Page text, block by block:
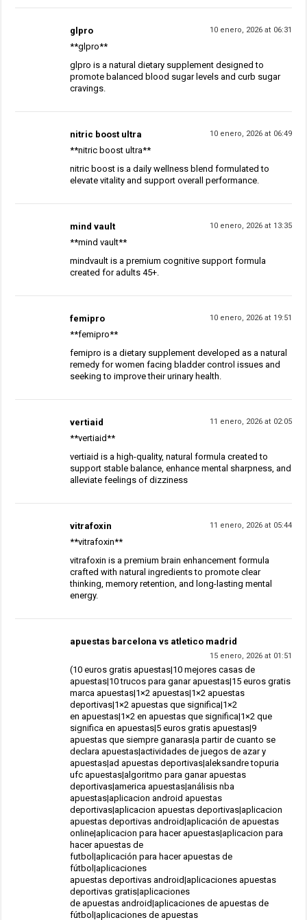
glpro 10 enero, 2026 at 06:31
**glpro**
glpro is a natural dietary supplement designed to
promote balanced blood sugar levels and curb sugar
cravings.
nitric boost ultra 10 enero, 2026 at 06:49
**nitric boost ultra**
nitric boost is a daily wellness blend formulated to
elevate vitality and support overall performance.
mind vault 10 enero, 2026 at 13:35
**mind vault**
mindvault is a premium cognitive support formula
created for adults 45+.
femipro 10 enero, 2026 at 19:51
**femipro**
femipro is a dietary supplement developed as a natural
remedy for women facing bladder control issues and
seeking to improve their urinary health.
vertiaid 11 enero, 2026 at 02:05
**vertiaid**
vertiaid is a high-quality, natural formula created to
support stable balance, enhance mental sharpness, and
alleviate feelings of dizziness
vitrafoxin 11 enero, 2026 at 05:44
**vitrafoxin**
vitrafoxin is a premium brain enhancement formula
crafted with natural ingredients to promote clear
thinking, memory retention, and long-lasting mental
energy.
apuestas barcelona vs atletico madrid
15 enero, 2026 at 01:51
(10 euros gratis apuestas|10 mejores casas de
apuestas|10 trucos para ganar apuestas|15 euros gratis
marca apuestas|1×2 apuestas|1×2 apuestas
deportivas|1×2 apuestas que significa|1×2
en apuestas|1×2 en apuestas que significa|1×2 que
significa en apuestas|5 euros gratis apuestas|9
apuestas que siempre ganaras|a partir de cuanto se
declara apuestas|actividades de juegos de azar y
apuestas|ad apuestas deportivas|aleksandre topuria
ufc apuestas|algoritmo para ganar apuestas
deportivas|america apuestas|análisis nba
apuestas|aplicacion android apuestas
deportivas|aplicacion apuestas deportivas|aplicacion
apuestas deportivas android|aplicación de apuestas
online|aplicacion para hacer apuestas|aplicacion para
hacer apuestas de
futbol|aplicación para hacer apuestas de
fútbol|aplicaciones
apuestas deportivas android|aplicaciones apuestas
deportivas gratis|aplicaciones
de apuestas android|aplicaciones de apuestas de
fútbol|aplicaciones de apuestas